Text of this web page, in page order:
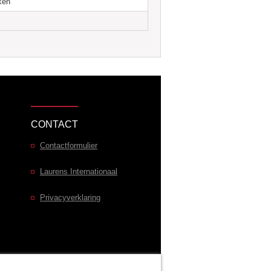
DETAIL
CONTACT
Contactformulier
Laurens Internationaal
Privacyverklaring